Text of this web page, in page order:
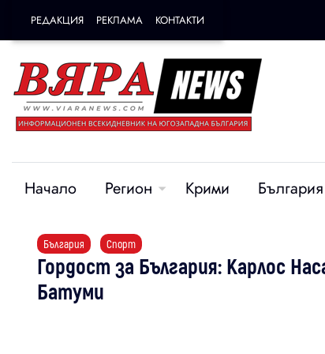
РЕДАКЦИЯ РЕКЛАМА КОНТАКТИ
Начало Регион Крими България
България Спорт
Гордост за България: Карлос
Батуми